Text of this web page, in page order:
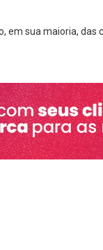
em sua maioria, das